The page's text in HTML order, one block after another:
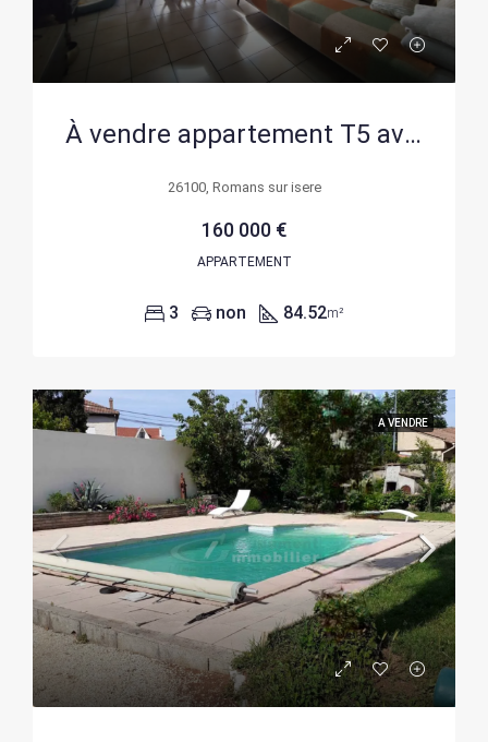
À vendre appartement T5 avec balcon et cave en centre-ville de Romans-sur-Isère
26100, Romans sur isere
160 000 €
APPARTEMENT
3 non 84.52m²
A VENDRE